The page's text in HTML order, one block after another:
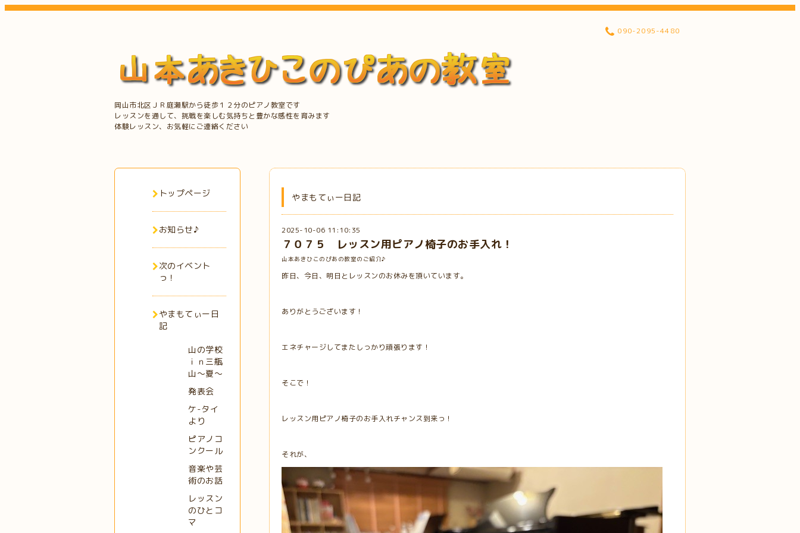
岡山市北区ＪＲ庭瀬駅から徒歩１２分のピアノ教室です
レッスンを通して、挑戦を楽しむ気持ちと豊かな感性を育みます
体験レッスン、お気軽にご連絡ください
090-2095-4480
やまもてぃー日記
2025-10-06 11:10:35
７０７５ レッスン用ピアノ椅子のお手入れ！
山本あきひこのぴあの教室のご紹介♪
昨日、今日、明日とレッスンのお休みを頂いています。
ありがとうございます！
エネチャージしてまたしっかり頑張ります！
そこで！
レッスン用ピアノ椅子のお手入れチャンス到来っ！
それが、
トップページ
お知らせ♪
次のイベント
っ！
やまもてぃー日
記
山の学校
ｉｎ三瓶
山～夏～
発表会
ケ-タイ
より
ピアノコ
ンクール
音楽や芸
術のお話
レッスン
のひとコ
マ